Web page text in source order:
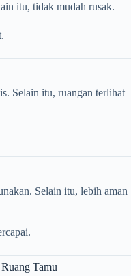
itu, tidak mudah rusak.
Selain itu, ruangan terlihat
Selain itu, lebih aman
Tamu